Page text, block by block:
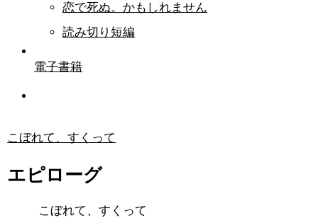
恋で死ぬ。かもしれません
読み切り短編
電子書籍
こぼれて、すくって
エピローグ
こぼれて、すくって